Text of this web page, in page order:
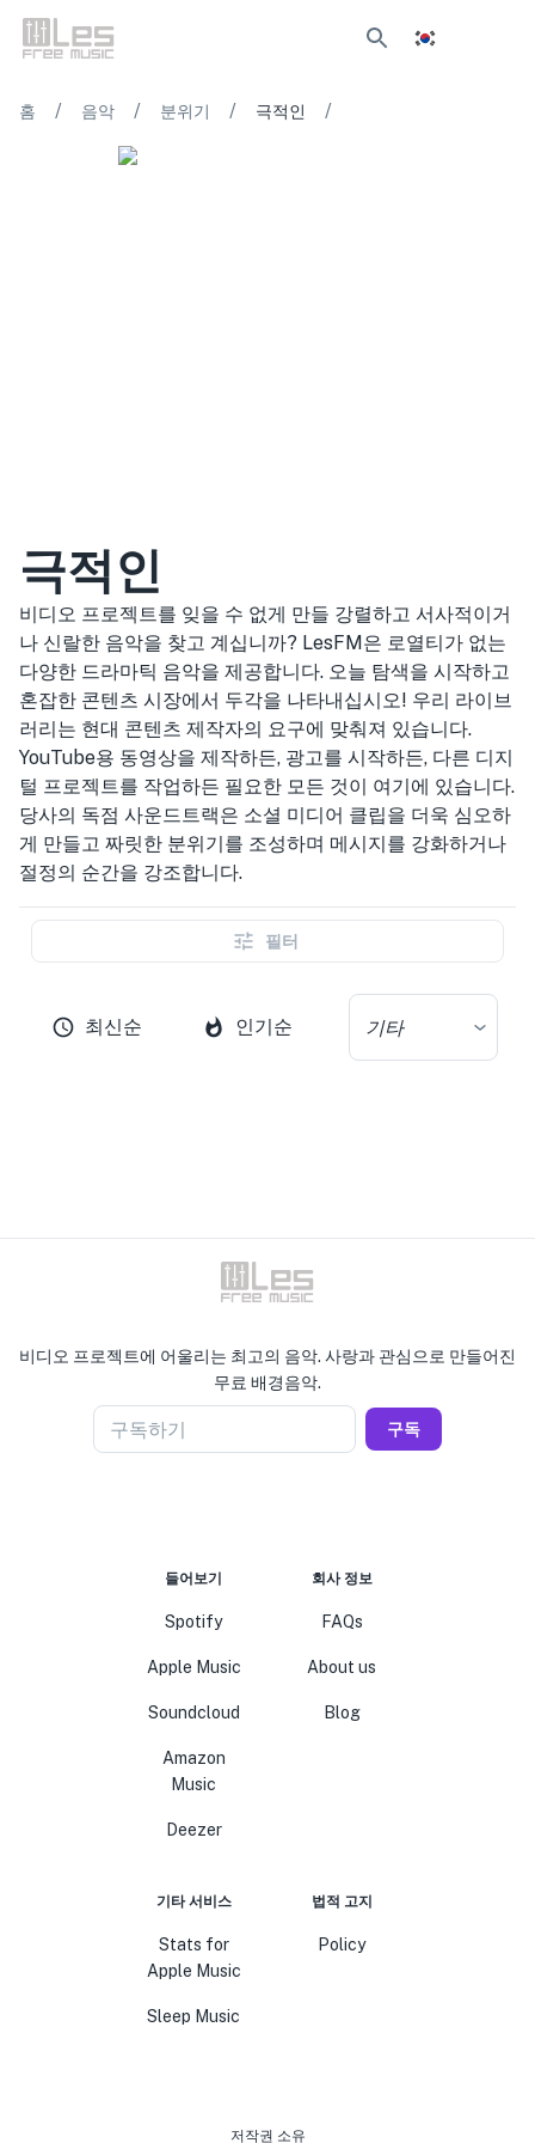
홈 / 음악 / 분위기 / 극적인 /
극적인
비디오 프로젝트를 잊을 수 없게 만들 강렬하고 서사적이거
나 신랄한 음악을 찾고 계십니까? LesFM은 로열티가 없는
다양한 드라마틱 음악을 제공합니다. 오늘 탐색을 시작하고
혼잡한 콘텐츠 시장에서 두각을 나타내십시오! 우리 라이브
러리는 현대 콘텐츠 제작자의 요구에 맞춰져 있습니다.
YouTube용 동영상을 제작하든, 광고를 시작하든, 다른 디지
털 프로젝트를 작업하든 필요한 모든 것이 여기에 있습니다.
당사의 독점 사운드트랙은 소셜 미디어 클립을 더욱 심오하
게 만들고 짜릿한 분위기를 조성하며 메시지를 강화하거나
절정의 순간을 강조합니다.
필터
최신순 인기순 기타
비디오 프로젝트에 어울리는 최고의 음악. 사랑과 관심으로 만들어진
무료 배경음악.
구독하기 구독
들어보기
Spotify
Apple Music
Soundcloud
Amazon
Music
Deezer
회사 정보
FAQs
About us
Blog
기타 서비스
Stats for
Apple Music
Sleep Music
법적 고지
Policy
저작권 소유